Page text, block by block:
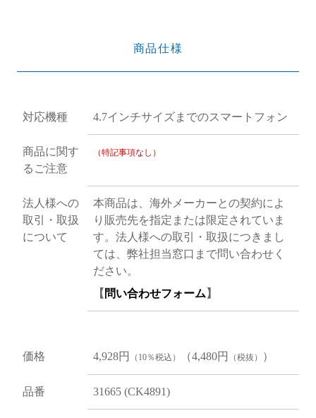
商品仕様
対応機種 4.7インチサイズまでのスマートフォン
商品に関す
るご注意
（特記事項なし）
法人様への
取引・取扱
について
本商品は、海外メーカーとの契約によ
り販売先を指定または限定されていま
す。法人様への取引・取扱につきまし
ては、弊社担当窓口まで問い合わせく
ださい。
【 問い合わせフォーム 】
価格 4,928円 （10％税込） （4,480円 （税抜） ）
品番 31665 (CK4891)